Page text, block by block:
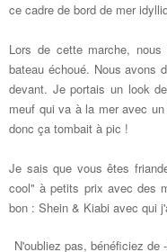
ce cadre de bord de mer
Lors de cette marche,
bateau échoué. Nous avons
devant. Je portais un look
meuf qui va à la mer avec
donc ça tombait à pic !
Je sais que vous êtes
cool" à petits prix avec des
bon : Shein & Kiabi avec qui
N'oubliez pas, bénéficiez